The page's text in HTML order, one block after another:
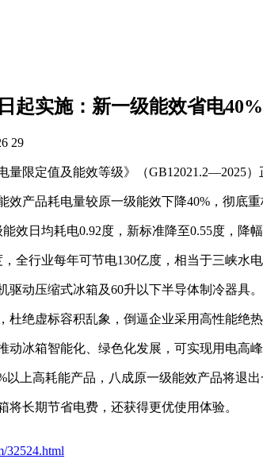
起实施：新一级能效省电40%
29
量限定值及能效等级》（GB12021.2—2025
产品耗电量较原一级能效下降40%，彻底重
效日均耗电0.92度，新标准降至0.55度，降幅
全行业每年可节电130亿度，相当于三峡水
动压缩式冰箱及60升以下半导体制冷器具。
杜绝虚标容积乱象，倒逼企业采用高性能绝
动冰箱智能化、绿色化发展，可实现用电高
上高耗能产品，八成原一级能效产品将退出
长期节省电费，还获得更优使用体验。
32524.html